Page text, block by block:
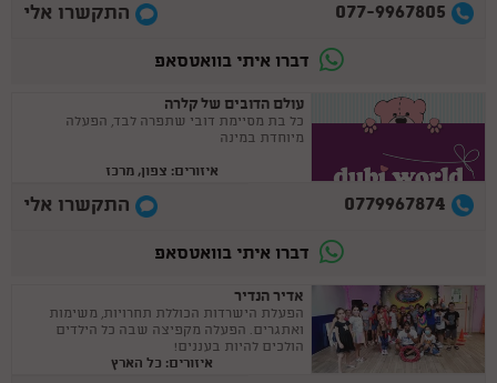
077-9967805 התקשרו אלי
דברו איתי בוואטסאפ
עולם הדובים של קלרה
כל בת מסיימת דובי שתפרה לבד, הפעלה
מיוחדת במינה
איזורים: צפון, מרכז
0779967874 התקשרו אלי
דברו איתי בוואטסאפ
אדיר הנדיר
הפעלת הישרדות הכוללת תחרויות, משימות
ואתגרים. הפעלה מקפיצה שבה כל הילדים
הולכים להיות בעננים!
איזורים: כל הארץ